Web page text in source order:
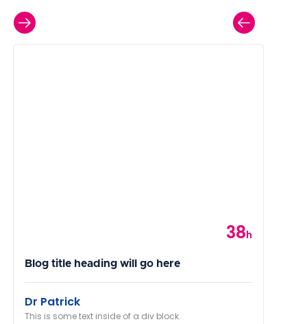
38h
Blog title heading will go here
Dr Patrick
This is some text inside of a div block.